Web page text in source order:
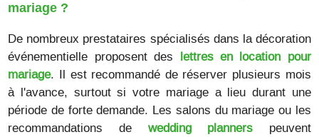
mariage ?
De nombreux prestataires spécialisés dans la décoration
événementielle proposent des lettres en location pour
mariage. Il est recommandé de réserver plusieurs mois
à l'avance, surtout si votre mariage a lieu durant une
période de forte demande. Les salons du mariage ou les
recommandations de wedding planners peuvent